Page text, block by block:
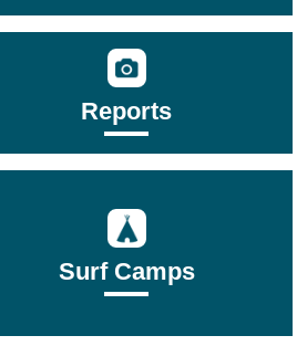
Reports
Surf Camps